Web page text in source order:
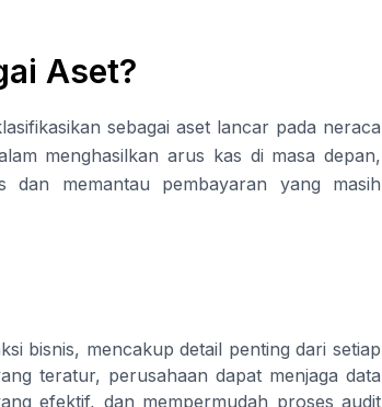
Aset?
sebagai aset lancar pada neraca
menghasilkan arus kas di masa depan,
dan memantau pembayaran yang masih
bisnis, mencakup detail penting dari setiap
teratur, perusahaan dapat menjaga data
efektif, dan mempermudah proses audit